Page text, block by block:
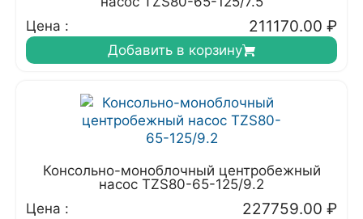
Цена :
211170.00 ₽
Добавить в корзину
Консольно-моноблочный центробежный
насос TZS80-65-125/9.2
Цена :
227759.00 ₽